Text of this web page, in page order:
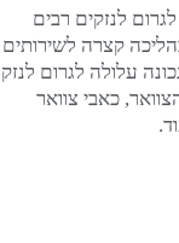
לנזקים רבים
קצרה לשירותים
עלולה לגרום לנזק
כאבי צוואר